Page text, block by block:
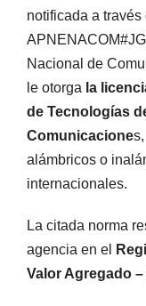
notificada a
Nacional de
le otorga la
de Tecnologías
Comunicacione
alámbricos o
internacionales.
La citada norma
agencia en el
Valor Agregado